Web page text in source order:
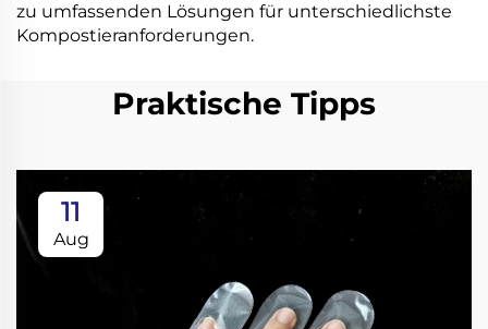
zu umfassenden Lösungen für unterschiedlichste
Kompostieranforderungen.
Praktische Tipps
11
Aug